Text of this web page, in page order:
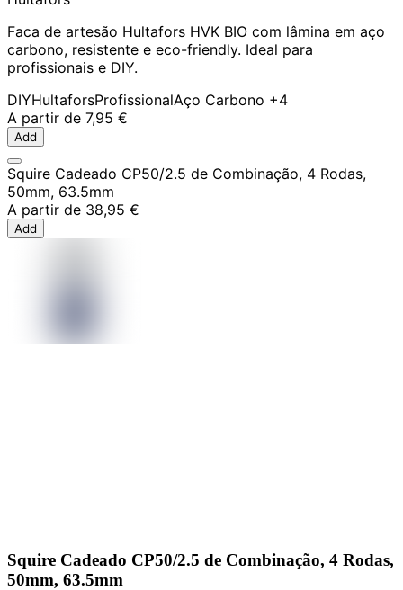
Faca de artesão Hultafors HVK BIO com lâmina em aço
carbono, resistente e eco-friendly. Ideal para
profissionais e DIY.
DIYHultaforsProfissionalAço Carbono +4
A partir de 7,95 €
Add
Squire Cadeado CP50/2.5 de Combinação, 4 Rodas,
50mm, 63.5mm
A partir de 38,95 €
Add
Squire Cadeado CP50/2.5 de Combinação, 4 Rodas,
50mm, 63.5mm